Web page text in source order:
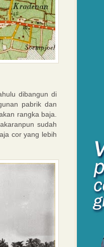
dibangun di
pabrik dan
rangka baja.
sudah
cor yang lebih